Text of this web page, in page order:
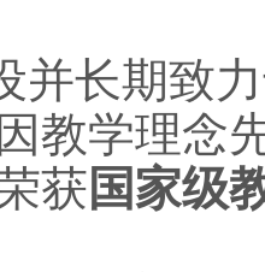
并长期致
教学理念
获国家级